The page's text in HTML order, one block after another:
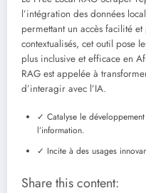
l’intégration des données
permettant un accès facilité
contextualisés, cet outil pose
plus inclusive et efficace en
RAG est appelée à
d’interagir avec l’IA.
✓ Catalyse le
l’information.
✓ Incite à des usages
Share this content: